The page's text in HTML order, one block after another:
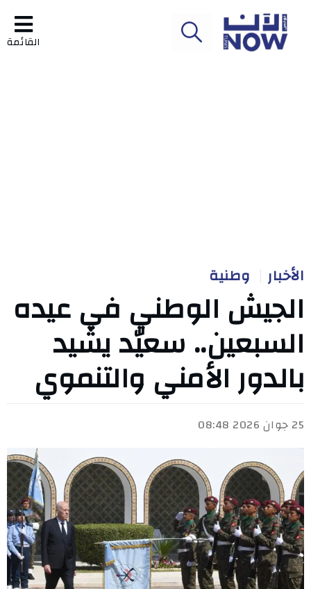
القائمة
الأخبار وطنية
الجيش الوطني في عيده
السبعين.. سعيّد يشيد
بالدور الأمني والتنموي
25 جوان 2026 08:48